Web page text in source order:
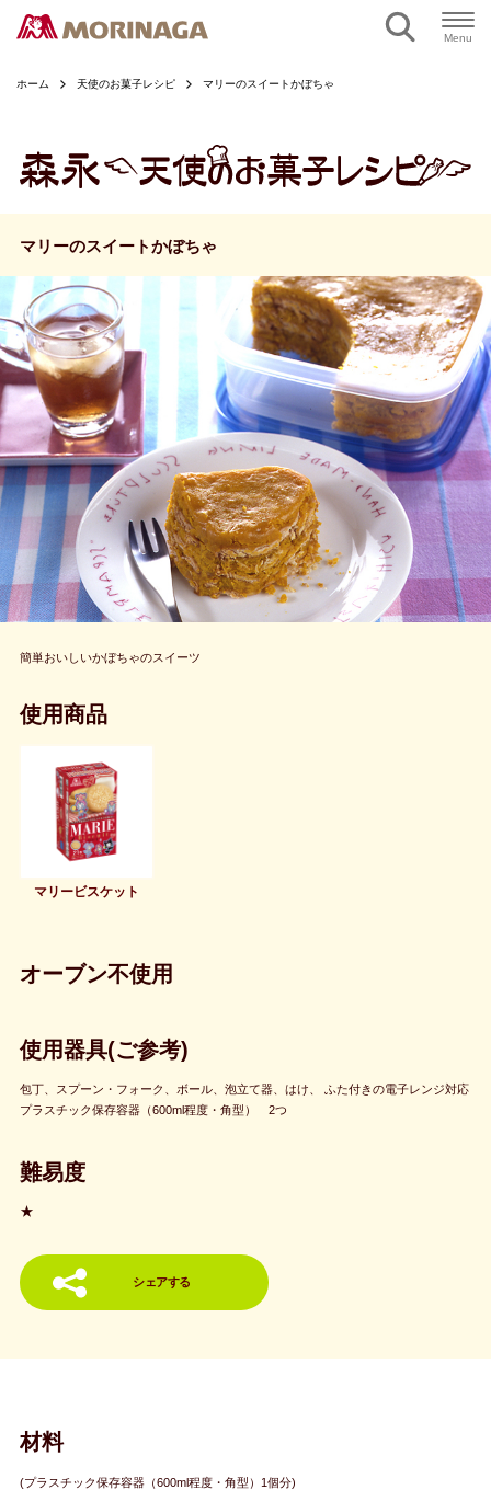
Menu
ホーム 天使のお菓子レシピ マリーのスイートかぼちゃ
マリーのスイートかぼちゃ
簡単おいしいかぼちゃのスイーツ
使用商品
マリービスケット
オーブン不使用
使用器具(ご参考)
包丁、スプーン・フォーク、ボール、泡立て器、はけ、 ふた付きの電子レンジ対応
プラスチック保存容器（600ml程度・角型） 2つ
難易度
★
シェアする
材料
(プラスチック保存容器（600ml程度・角型）1個分)